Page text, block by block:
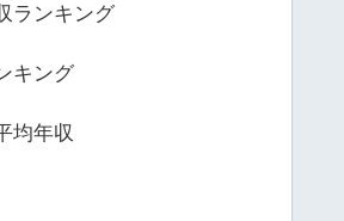
ランキング
キング
均年収